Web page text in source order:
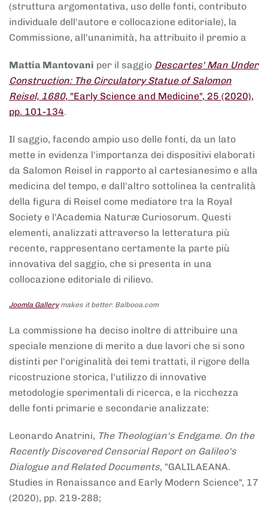
(struttura argomentativa, uso delle fonti, contributo
individuale dell'autore e collocazione editoriale), la
Commissione, all'unanimità, ha attribuito il premio a
Mattia Mantovani per il saggio Descartes' Man Under
Construction: The Circulatory Statue of Salomon
Reisel, 1680, "Early Science and Medicine", 25 (2020),
pp. 101-134.
Il saggio, facendo ampio uso delle fonti, da un lato
mette in evidenza l'importanza dei dispositivi elaborati
da Salomon Reisel in rapporto al cartesianesimo e alla
medicina del tempo, e dall'altro sottolinea la centralità
della figura di Reisel come mediatore tra la Royal
Society e l'Academia Naturæ Curiosorum. Questi
elementi, analizzati attraverso la letteratura più
recente, rappresentano certamente la parte più
innovativa del saggio, che si presenta in una
collocazione editoriale di rilievo.
Joomla Gallerymakes it better. Balbooa.com
La commissione ha deciso inoltre di attribuire una
speciale menzione di merito a due lavori che si sono
distinti per l'originalità dei temi trattati, il rigore della
ricostruzione storica, l'utilizzo di innovative
metodologie sperimentali di ricerca, e la ricchezza
delle fonti primarie e secondarie analizzate:
Leonardo Anatrini, The Theologian's Endgame. On the
Recently Discovered Censorial Report on Galileo's
Dialogue and Related Documents, "GALILAEANA.
Studies in Renaissance and Early Modern Science", 17
(2020), pp. 219-288;